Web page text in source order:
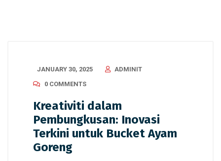
JANUARY 30, 2025
ADMINIT
0 COMMENTS
Kreativiti dalam
Pembungkusan: Inovasi
Terkini untuk Bucket Ayam
Goreng